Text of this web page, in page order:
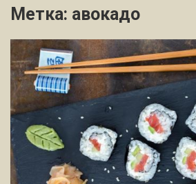
Метка: авокадо